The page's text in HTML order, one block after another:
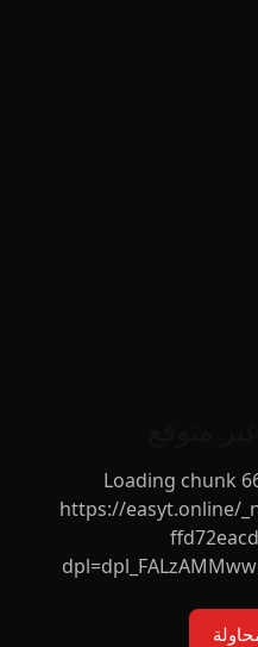
Loading chunk
https://easyt.online/